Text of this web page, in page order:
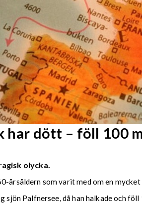
har dött – föll 100
olycka.
årsåldern som varit med om en
sjön Palfnersee, då han halkade och